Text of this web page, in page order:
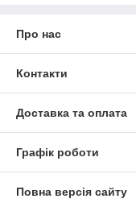
трохи вищою за
що вони можуть
від того, яку
одягнути білу
підходять до
колір доповнює
Про нас
Контакти
Доставка та оплата
Графік роботи
Повна версія сайту